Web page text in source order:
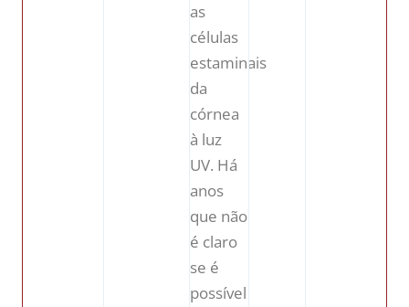
as
células
estaminais
da
córnea
à luz
UV. Há
anos
que não
é claro
se é
possível